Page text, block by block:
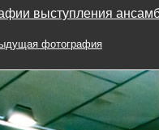
выступления
фотография